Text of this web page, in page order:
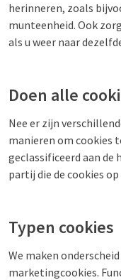
herinneren, zoals
munteenheid. Ook
als u weer naar
Doen alle
Nee er zijn
manieren om cookies
geclassificeerd aan de
partij die de cookies
Typen cookies
We maken
marketingcookies.